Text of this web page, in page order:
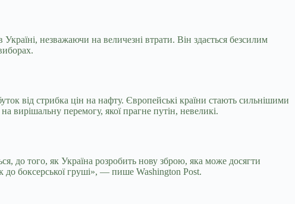
незважаючи на величезні втрати. Він здається безсилим
від стрибка цін на нафту. Європейські країни стають сильнішими
вирішальну перемогу, якої прагне путін, невеликі.
до того, як Україна розробить нову зброю, яка може досягти
до боксерської груші», — пише Washington Post.